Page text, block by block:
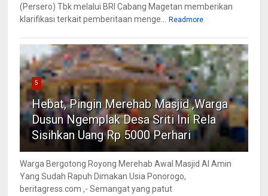
(Persero) Tbk melalui BRI Cabang Magetan memberikan
klarifikasi terkait pemberitaan menge... Readmore
5
Hebat, Pingin Merehab Masjid ,Warga
Dusun Ngemplak Desa Sriti Ini Rela
Sisihkan Uang Rp 5000 Perhari
Warga Bergotong Royong Merehab Awal Masjid Al Amin
Yang Sudah Rapuh Dimakan Usia Ponorogo,
beritagress.com ,- Semangat yang patut